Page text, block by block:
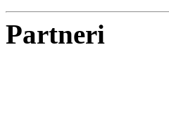
Partneri